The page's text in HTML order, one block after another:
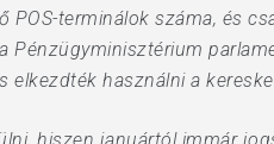
terminálok száma, és
használni a